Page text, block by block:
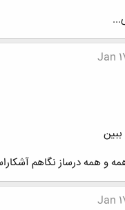
Jan
و همه درساز نگاهم
Jan